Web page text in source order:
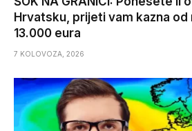
Hrvatsku, prijeti vam kazna
13.000 eura
7 KOLOVOZA, 2026